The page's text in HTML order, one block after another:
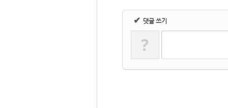
✔ 댓글 쓰기
?